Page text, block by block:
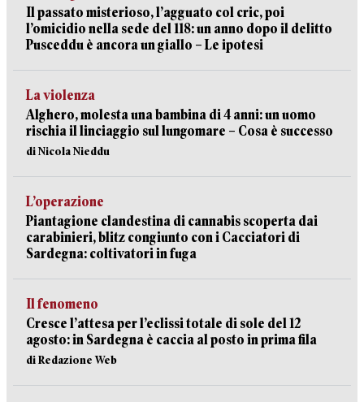
Il passato misterioso, l’agguato col cric, poi
l’omicidio nella sede del 118: un anno dopo il delitto
Pusceddu è ancora un giallo – Le ipotesi
La violenza
Alghero, molesta una bambina di 4 anni: un uomo
rischia il linciaggio sul lungomare – Cosa è successo
di Nicola Nieddu
L’operazione
Piantagione clandestina di cannabis scoperta dai
carabinieri, blitz congiunto con i Cacciatori di
Sardegna: coltivatori in fuga
Il fenomeno
Cresce l’attesa per l’eclissi totale di sole del 12
agosto: in Sardegna è caccia al posto in prima fila
di Redazione Web